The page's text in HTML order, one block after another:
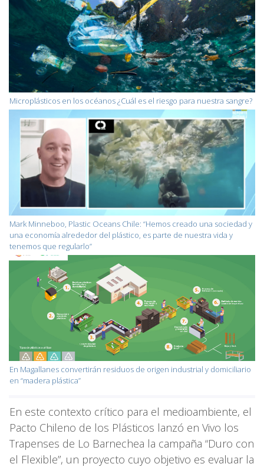
Microplásticos en los océanos ¿Cuál es el riesgo para nuestra sangre?
Mark Minneboo, Plastic Oceans Chile: “Hemos creado una sociedad y
una economía alrededor del plástico, es parte de nuestra vida y
tenemos que regularlo”
En Magallanes convertirán residuos de origen industrial y domiciliario
en “madera plástica”
En este contexto crítico para el medioambiente, el
Pacto Chileno de los Plásticos lanzó en Vivo los
Trapenses de Lo Barnechea la campaña “Duro con
el Flexible”, un proyecto cuyo objetivo es evaluar la